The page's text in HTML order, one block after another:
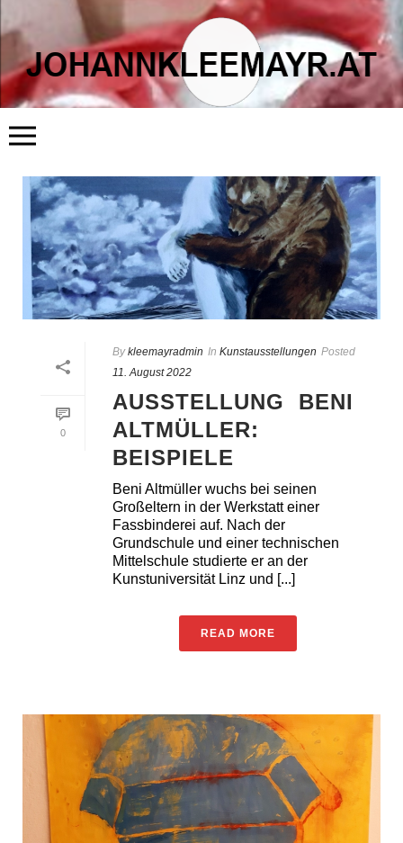
START
ÜBER MICH
LITERATUR
KUNST
FLÖSSERHAUS
TERMINE
BLOG
KONTAKT
0
By kleemayradmin In Kunstausstellungen Posted
11. August 2022
AUSSTELLUNG BENI
ALTMÜLLER:
BEISPIELE
Beni Altmüller wuchs bei seinen
Großeltern in der Werkstatt einer
Fassbinderei auf. Nach der
Grundschule und einer technischen
Mittelschule studierte er an der
Kunstuniversität Linz und [...]
READ MORE